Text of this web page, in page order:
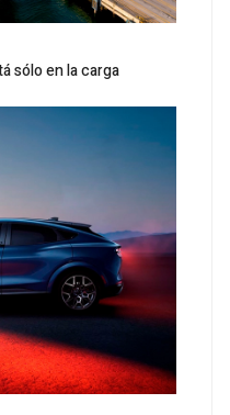
sólo en la carga